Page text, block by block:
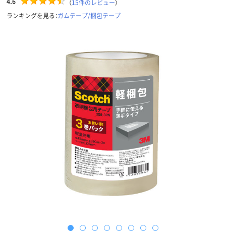
（15件のレビュー）
ランキングを見る：ガムテープ/梱包テープ